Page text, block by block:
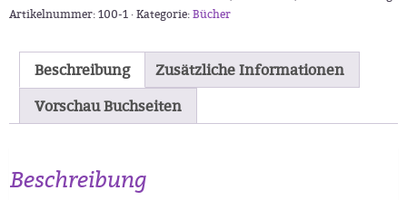
CD
Menge
Artikelnummer:100-1 ·Kategorie:Bücher
Beschreibung
Zusätzliche Informationen
Vorschau Buchseiten
Beschreibung